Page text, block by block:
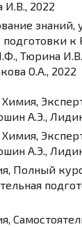
И.В., 2022
знаний,
подготовки к
Тюрина
О.А., 2022
Химия,
А.Э.,
Химия,
А.Э.,
Полный курс